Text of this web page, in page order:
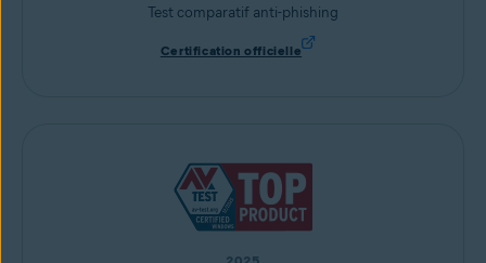
Test comparatif anti-phishing
Certification officielle